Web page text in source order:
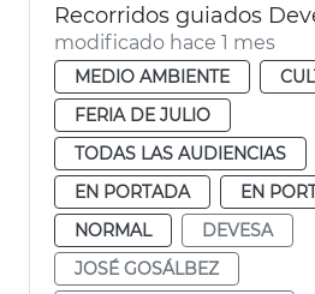
modificado hace 1 mes
MEDIO AMBIENTE
FERIA DE JULIO
TODAS LAS AUDIENCIAS
EN PORTADA
EN
NORMAL
DEVESA
JOSÉ GOSÁLBEZ